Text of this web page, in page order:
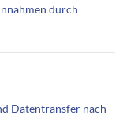
durch
Datentransfer nach